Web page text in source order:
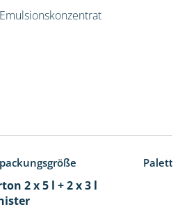
Emulsionskonzentrat
2 x 5 l + 2 x 3 l